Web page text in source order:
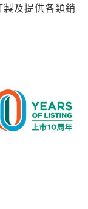
及提供各類銷